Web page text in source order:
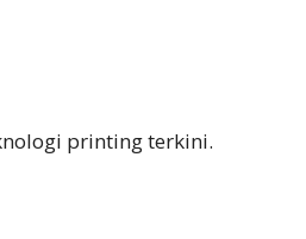
printing terkini.